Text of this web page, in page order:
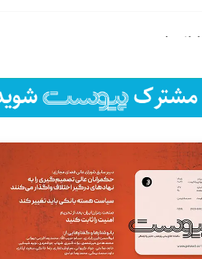
لیلا حنارود
فائزه فتحی رستمی
تحریریه
سروش کرمیان
تحریریه